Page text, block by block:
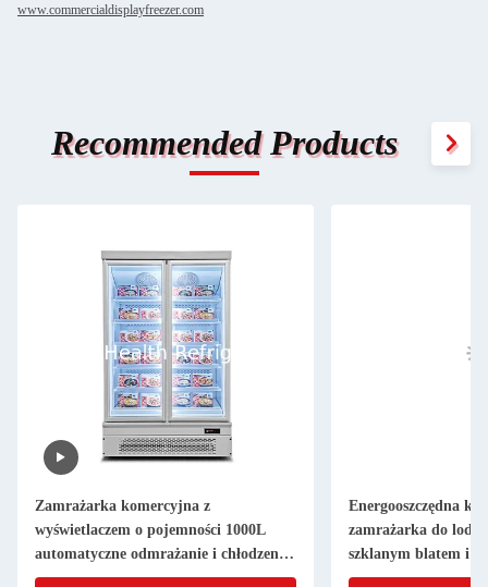
www.commercialdisplayfreezer.com
Recommended Products
Zamrażarka komercyjna z
wyświetlaczem o pojemności 1000L
automatyczne odmrażanie i chłodzenie
wentylatorem dla supermarketów
Energooszczędna
zamrażarka do
szklanym blatem i
Danfoss